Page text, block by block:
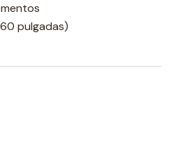
pulgadas)